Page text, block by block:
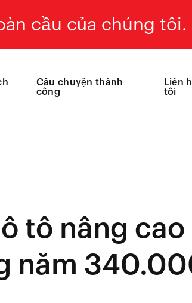
cầu của chúng tôi.
Câu chuyện thành
công
Liên
tôi
tô nâng
năm